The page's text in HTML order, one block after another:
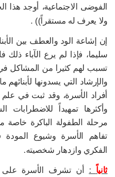
الفوضى الاجتماعية، أوجد هذا
ولا يعرف له مستقراً)) .
إن إشاعة الود والعطف بين
سليما، فإذا لم يرع الآباء ذلك
تسبب لهم كثيرا من المشاكل
والإرشاد التي يسدونها
أفراد الأسرة، وقد ثبت في
وأكثرها تمهيداً
مرحلة الطفولة الباكرة
تفاهم الأسرة وشيوع
الفكري وازدهار شخصيته.
ثانياً : أن تشرف الأسرة على